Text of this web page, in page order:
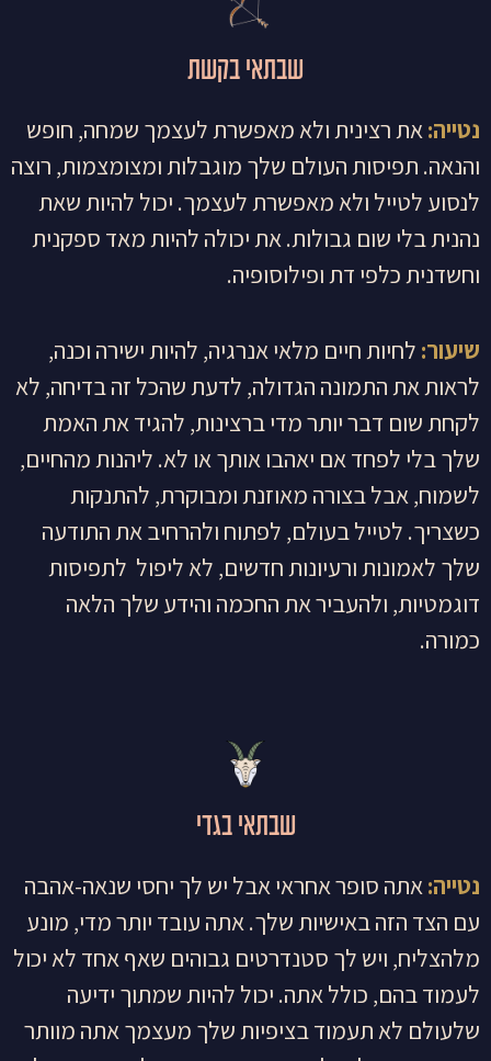
שבתאי בקשת
נטייה:את רצינית ולא מאפשרת לעצמך שמחה, חופש
והנאה. תפיסות העולם שלך מוגבלות ומצומצמות, רוצה
לנסוע לטייל ולא מאפשרת לעצמך. יכול להיות שאת
נהנית בלי שום גבולות. את יכולה להיות מאד ספקנית
וחשדנית כלפי דת ופילוסופיה.
שיעור: לחיות חיים מלאי אנרגיה, להיות ישירה וכנה,
לראות את התמונה הגדולה, לדעת שהכל זה בדיחה, לא
לקחת שום דבר יותר מדי ברצינות, להגיד את האמת
שלך בלי לפחד אם יאהבו אותך או לא. ליהנות מהחיים,
לשמוח, אבל בצורה מאוזנת ומבוקרת, להתנקות
כשצריך. לטייל בעולם, לפתוח ולהרחיב את התודעה
שלך לאמונות ורעיונות חדשים, לא ליפול לתפיסות
דוגמטיות, ולהעביר את החכמה והידע שלך הלאה
כמורה.
שבתאי בגדי
נטייה: אתה סופר אחראי אבל יש לך יחסי שנאה-אהבה
עם הצד הזה באישיות שלך. אתה עובד יותר מדי, מונע
מלהצליח, ויש לך סטנדרטים גבוהים שאף אחד לא יכול
לעמוד בהם, כולל אתה. יכול להיות שמתוך ידיעה
שלעולם לא תעמוד בציפיות שלך מעצמך אתה מוותר